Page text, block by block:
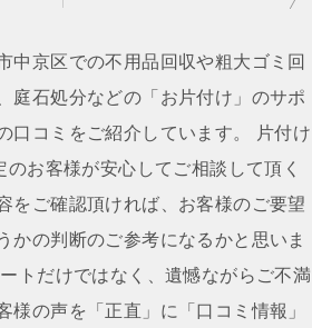
中京区での不用品回収や粗大ゴミ回
庭石処分などの「お片付け」のサポ
口コミをご紹介しています。 片付け
お客様が安心してご相談して頂く
をご確認頂ければ、お客様のご要望
かの判断のご参考になるかと思いま
トだけではなく、遺憾ながらご不満
様の声を「正直」に「口コミ情報」